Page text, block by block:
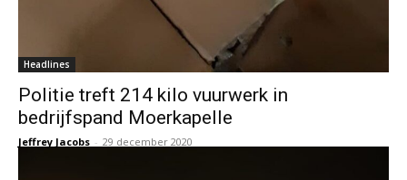
Headlines
Politie treft 214 kilo vuurwerk in
bedrijfspand Moerkapelle
Jeffrey Jacobs - 29 december 2020